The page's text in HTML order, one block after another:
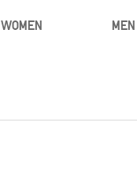
WOMEN MEN